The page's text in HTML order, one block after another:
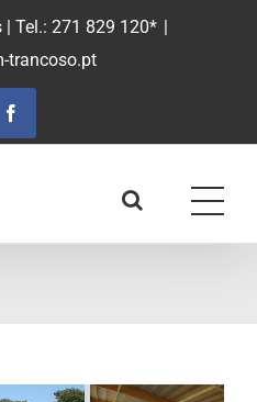
| Tel.: 271 829 120* |
trancoso.pt
Facebook